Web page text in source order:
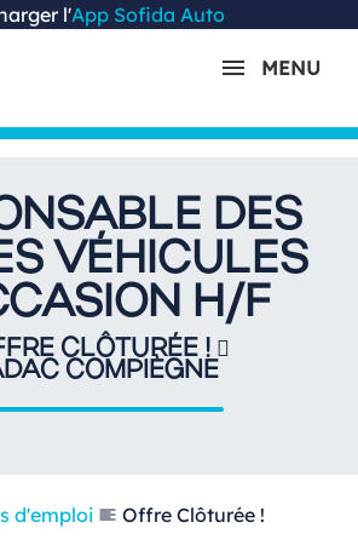
l'App Sofida Auto
MENU
DES
VÉHICULES
H/F
CLÔTURÉE !
COMPIÈGNE
d'emploi Offre Clôturée !